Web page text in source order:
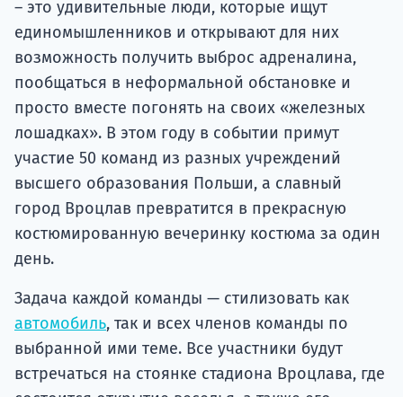
единомышленников и открывают для них
возможность получить выброс адреналина,
пообщаться в неформальной обстановке и
просто вместе погонять на своих «железных
лошадках». В этом году в событии примут
участие 50 команд из разных учреждений
высшего образования Польши, а славный
город Вроцлав превратится в прекрасную
костюмированную вечеринку костюма за один
день.
автомобиль, так и всех членов команды по
выбранной ими теме. Все участники будут
встречаться на стоянке стадиона Вроцлава, где
состоится открытие веселья, а также его